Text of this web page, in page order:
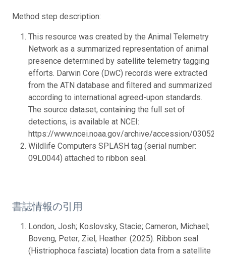
Method step description:
This resource was created by the Animal Telemetry
Network as a summarized representation of animal
presence determined by satellite telemetry tagging
efforts. Darwin Core (DwC) records were extracted
from the ATN database and filtered and summarized
according to international agreed-upon standards.
The source dataset, containing the full set of
detections, is available at NCEI:
https://www.ncei.noaa.gov/archive/accession/0305276.
Wildlife Computers SPLASH tag (serial number:
09L0044) attached to ribbon seal.
書誌情報の引用
London, Josh; Koslovsky, Stacie; Cameron, Michael;
Boveng, Peter; Ziel, Heather. (2025). Ribbon seal
(Histriophoca fasciata) location data from a satellite